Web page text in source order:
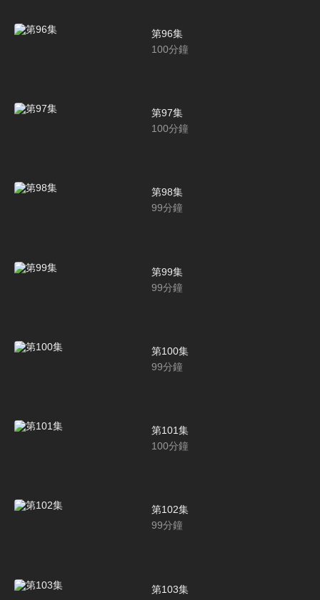
第96集
100分鐘
第97集
100分鐘
第98集
99分鐘
第99集
99分鐘
第100集
99分鐘
第101集
100分鐘
第102集
99分鐘
第103集